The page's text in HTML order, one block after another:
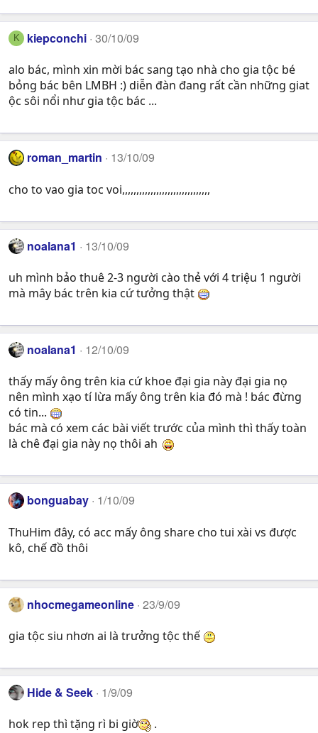
K kiepconchi 30/10/09
alo bác, mình xin mời bác sang tạo nhà cho gia tộc bé
bỏng bác bên LMBH :) diễn đàn đang rất cần những giat
ộc sôi nổi như gia tộc bác ...
roman_martin 13/10/09
cho to vao gia toc voi,,,,,,,,,,,,,,,,,,,,,,,,,,,,,,,
noalana1 13/10/09
uh mình bảo thuê 2-3 người cào thẻ với 4 triệu 1 người
mà mây bác trên kia cứ tưởng thật
noalana1 12/10/09
thấy mấy ông trên kia cứ khoe đại gia này đại gia nọ
nên mình xạo tí lừa mấy ông trên kia đó mà ! bác đừng
có tin...
bác mà có xem các bài viết trước của mình thì thấy toàn
là chê đại gia này nọ thôi ah
bonguabay 1/10/09
ThuHim đây, có acc mấy ông share cho tui xài vs được
kô, chế đồ thôi
nhocmegameonline 23/9/09
gia tộc siu nhơn ai là trưởng tộc thế
Hide & Seek 1/9/09
hok rep thì tặng rì bi giờ .